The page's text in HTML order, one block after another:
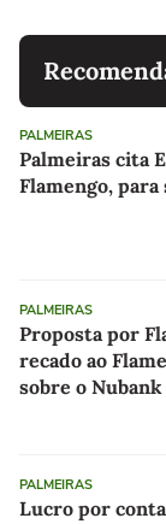
PALMEIRAS
Palmeiras cita
Flamengo,
PALMEIRAS
Proposta por
recado ao
sobre o
PALMEIRAS
Lucro por